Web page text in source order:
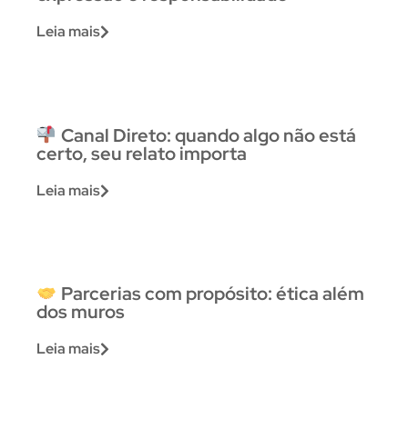
Leia mais
Canal Direto: quando algo não está
certo, seu relato importa
Leia mais
Parcerias com propósito: ética além
dos muros
Leia mais